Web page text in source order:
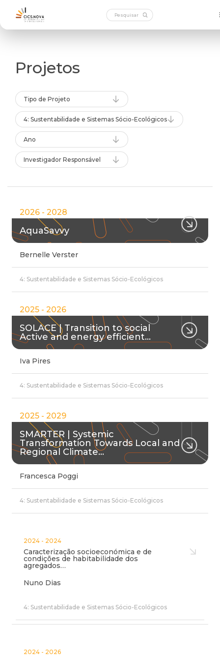
Projetos
Tipo de Projeto
4: Sustentabilidade e Sistemas Sócio-Ecológicos
Ano
Investigador Responsável
2026 - 2028
AquaSavvy
Bernelle Verster
4: Sustentabilidade e Sistemas Sócio-Ecológicos
2025 - 2026
SOLACE | Transition to social
Active and energy efficient…
Iva Pires
4: Sustentabilidade e Sistemas Sócio-Ecológicos
2025 - 2029
SMARTER | Systemic
Transformation Towards Local and
Regional Climate…
Francesca Poggi
4: Sustentabilidade e Sistemas Sócio-Ecológicos
2024 - 2024
Caracterização socioeconómica e de
condições de habitabilidade dos
agregados…
Nuno Dias
4: Sustentabilidade e Sistemas Sócio-Ecológicos
2024 - 2026